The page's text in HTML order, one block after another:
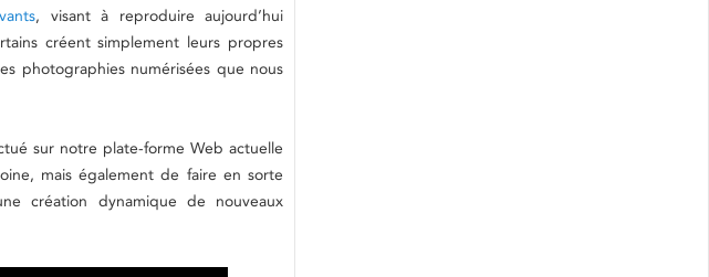
, visant à reproduire aujourd’hui
créent simplement leurs propres
photographies numérisées que nous
sur notre plate-forme Web actuelle
mais également de faire en sorte
création dynamique de nouveaux